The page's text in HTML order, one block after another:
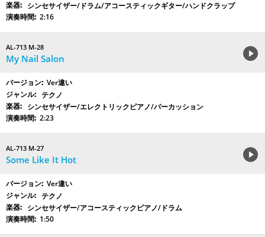
シンセサイザー/ドラム/アコースティックギター/ハンドクラップ
2:16
AL-713 M-28
My Nail Salon
Ver違い
テクノ
シンセサイザー/エレクトリックピアノ/パーカッション
2:23
AL-713 M-27
Some Like It Hot
Ver違い
テクノ
シンセサイザー/アコースティックピアノ/ドラム
1:50